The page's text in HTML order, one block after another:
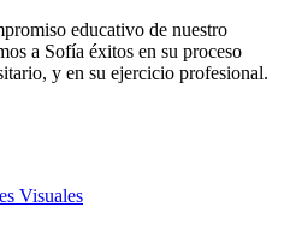
educativo de nuestro
a Sofía éxitos en su proceso
y en su ejercicio profesional.
Visuales